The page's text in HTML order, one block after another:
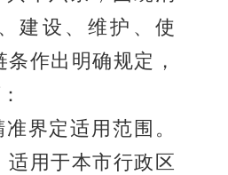
建设、维护、使
作出明确规定，
准界定适用范围。
适用于本市行政区